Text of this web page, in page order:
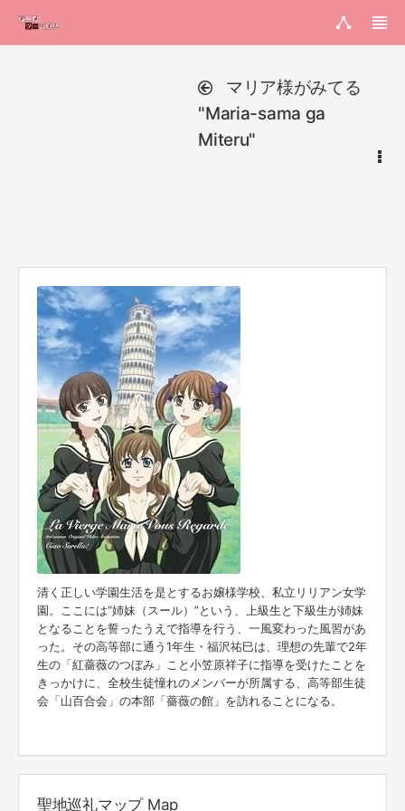
マリア様がみてる
"Maria-sama ga
Miteru"
清く正しい学園生活を是とするお嬢様学校、私立リリアン女学
園。ここには“姉妹（スール）”という、上級生と下級生が姉妹
となることを誓ったうえで指導を行う、一風変わった風習があ
った。その高等部に通う1年生・福沢祐巳は、理想の先輩で2年
生の「紅薔薇のつぼみ」こと小笠原祥子に指導を受けたことを
きっかけに、全校生徒憧れのメンバーが所属する、高等部生徒
会「山百合会」の本部「薔薇の館」を訪れることになる。
聖地巡礼マップ Map